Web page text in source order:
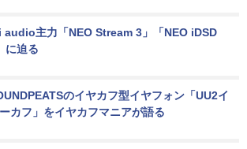
audio主力「NEO Stream 3」「NEO iDSD
に迫る
のイヤカフ型イヤフォン「UU2イ
カフ」をイヤカフマニアが語る